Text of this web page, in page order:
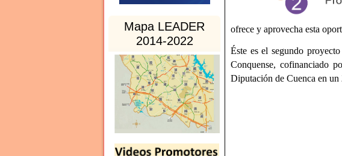
Mapa LEADER
2014-2022
ofrece y aprovecha esta
Éste es el segundo
Conquense, cofinanciado
Diputación de Cuenca en un